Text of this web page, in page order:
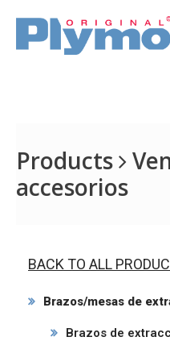
Products
accesorios
BACK TO ALL
Brazos/mesas de
Brazos de